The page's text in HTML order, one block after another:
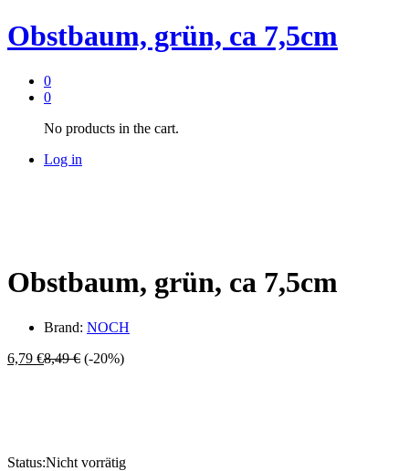
Obstbaum, grün, ca 7,5cm
0
0
No products in the cart.
Log in
Obstbaum, grün, ca 7,5cm
Brand: NOCH
6,79 €8,49€ (-20%)
Status:Nicht vorrätig